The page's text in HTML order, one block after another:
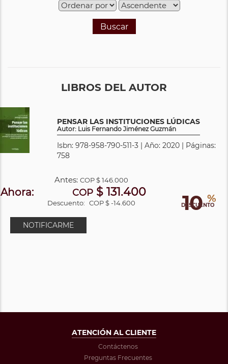
Buscar
LIBROS DEL AUTOR
PENSAR LAS INSTITUCIONES LÚDICAS
Autor: Luis Fernando Jiménez Guzmán
Isbn: 978-958-790-511-3 | Año: 2020 | Páginas:
758
10 %
DESCUENTO
Antes: COP$ 146.000
Ahora: COP$ 131.400
Descuento: COP $ -14.600
NOTIFICARME
ATENCIÓN AL CLIENTE
Contáctenos
Preguntas Frecuentes